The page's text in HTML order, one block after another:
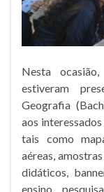
Nesta
estiveram
Geografia
aos
tais como
aéreas,
didáticos,
ensino,